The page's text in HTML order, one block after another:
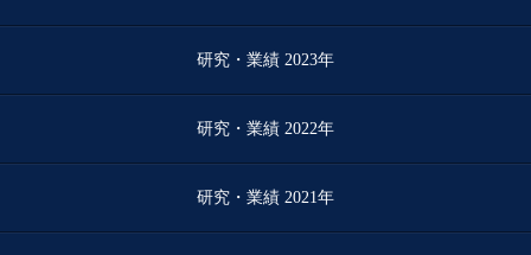
研究・業績 2023年
研究・業績 2022年
研究・業績 2021年